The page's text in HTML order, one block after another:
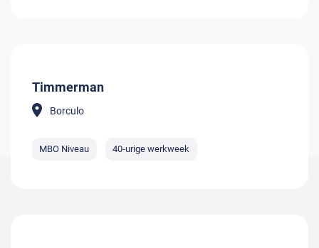
Timmerman
Borculo
MBO Niveau 40-urige werkweek